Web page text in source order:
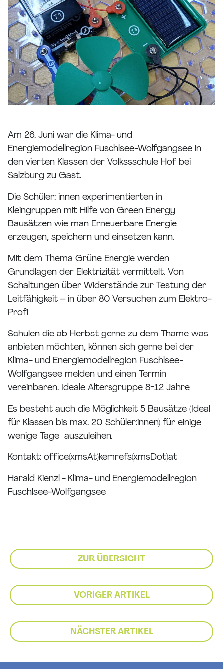
Am 26. Juni war die Klima- und
Energiemodellregion Fuschlsee-Wolfgangsee in
den vierten Klassen der Volkssschule Hof bei
Salzburg zu Gast.
Die Schüler: innen experimentierten in
Kleingruppen mit Hilfe von Green Energy
Bausätzen wie man Erneuerbare Energie
erzeugen, speichern und einsetzen kann.
Mit dem Thema Grüne Energie werden
Grundlagen der Elektrizität vermittelt. Von
Schaltungen über Widerstände zur Testung der
Leitfähigkeit – in über 80 Versuchen zum Elektro-
Profi
Schulen die ab Herbst gerne zu dem Thame was
anbieten möchten, können sich gerne bei der
Klima- und Energiemodellregion Fuschlsee-
Wolfgangsee melden und einen Termin
vereinbaren. Ideale Altersgruppe 8-12 Jahre
Es besteht auch die Möglichkeit 5 Bausätze (Ideal
für Klassen bis max. 20 Schüler:innen) für einige
wenige Tage auszuleihen.
Kontakt: office(xmsAt)kemrefs(xmsDot)at
Harald Kienzl - Klima- und Energiemodellregion
Fuschlsee-Wolfgangsee
ZUR ÜBERSICHT
VORIGER ARTIKEL
NÄCHSTER ARTIKEL